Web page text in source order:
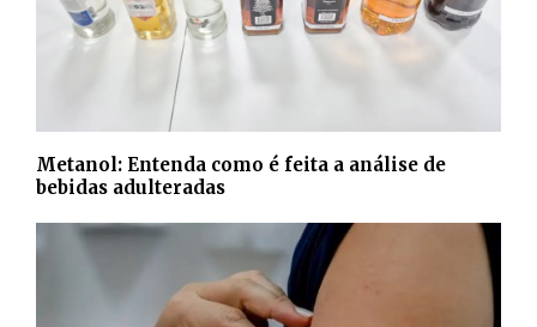
Metanol: Entenda como é feita a análise de
bebidas adulteradas